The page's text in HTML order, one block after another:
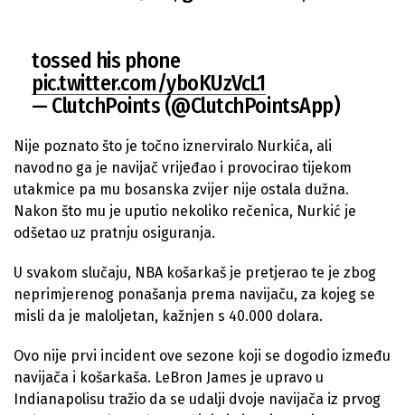
tossed his phone
pic.twitter.com/yboKUzVcL1
— ClutchPoints (@ClutchPointsApp)
Nije poznato što je točno iznerviralo Nurkića, ali
navodno ga je navijač vrijeđao i provocirao tijekom
utakmice pa mu bosanska zvijer nije ostala dužna.
Nakon što mu je uputio nekoliko rečenica, Nurkić je
odšetao uz pratnju osiguranja.
U svakom slučaju, NBA košarkaš je pretjerao te je zbog
neprimjerenog ponašanja prema navijaču, za kojeg se
misli da je maloljetan, kažnjen s 40.000 dolara.
Ovo nije prvi incident ove sezone koji se dogodio između
navijača i košarkaša. LeBron James je upravo u
Indianapolisu tražio da se udalji dvoje navijača iz prvog